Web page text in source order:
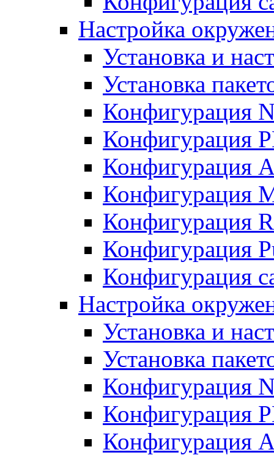
Настройка
Установка и
Установка
Конфигурация
Конфигурация
Конфигурация
Конфигурация
Конфигурация
Конфигурация
Конфигурация
Настройка
Установка и
Установка
Конфигурация
Конфигурация
Конфигурация